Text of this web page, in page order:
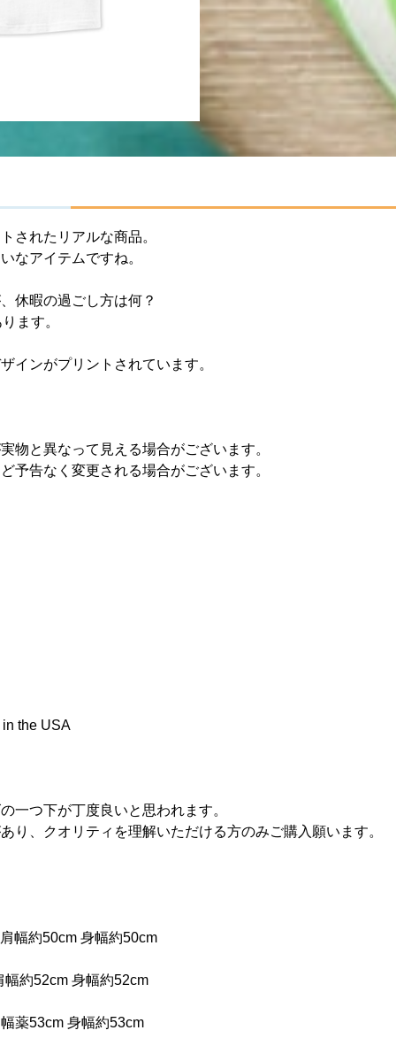
されたリアルな商品。
なアイテムですね。
休暇の過ごし方は何？
ます。
インがプリントされています。
物と異なって見える場合がございます。
予告なく変更される場合がございます。
the USA
一つ下が丁度良いと思われます。
り、クオリティを理解いただける方のみご購入願います。
幅約50cm 身幅約50cm
約52cm 身幅約52cm
薬53cm 身幅約53cm